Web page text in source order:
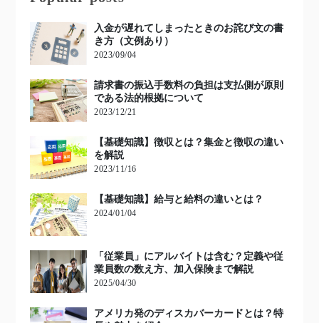
入金が遅れてしまったときのお詫び文の書
き方（文例あり）
2023/09/04
請求書の振込手数料の負担は支払側が原則
である法的根拠について
2023/12/21
【基礎知識】徴収とは？集金と徴収の違い
を解説
2023/11/16
【基礎知識】給与と給料の違いとは？
2024/01/04
「従業員」にアルバイトは含む？定義や従
業員数の数え方、加入保険まで解説
2025/04/30
アメリカ発のディスカバーカードとは？特